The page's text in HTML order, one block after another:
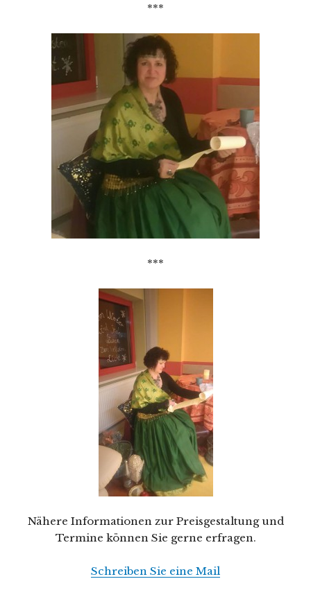
***
***
Nähere Informationen zur Preisgestaltung und
Termine können Sie gerne erfragen.
Schreiben Sie eine Mail